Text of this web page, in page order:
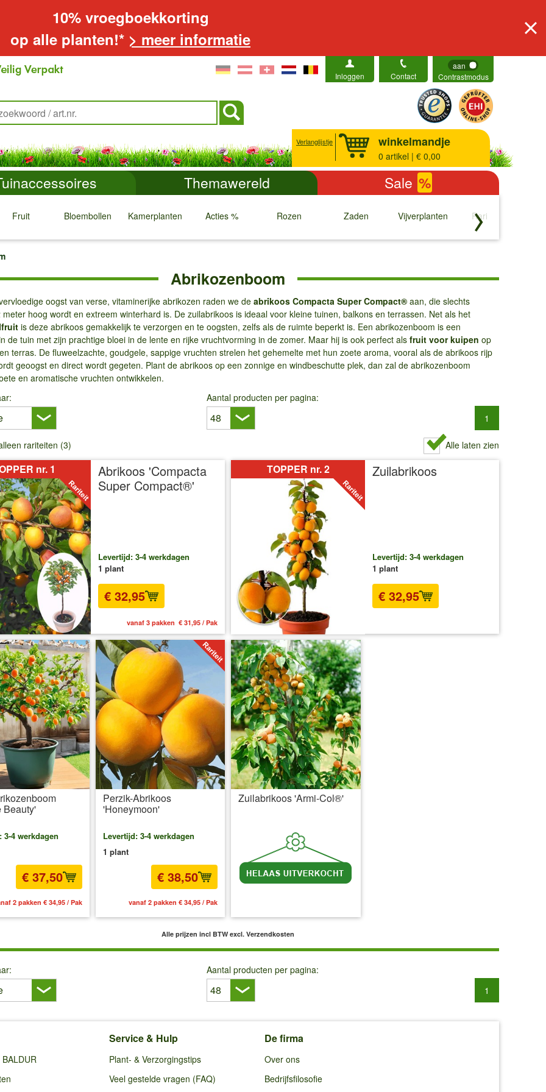
10% vroegboekkorting
op alle planten!* > meer informatie
Inloggen Contact
aan
Contrastmodus
Verlanglijstje winkelmandje
0 artikel | € 0,00
Themawereld Sale %
Fruit Bloembollen
↓
Kamerplanten
↓
Acties %
↓
Rozen
↓
Zaden
↓
Vijverplanten
↓
Rariteiten
↓
Abrikozenboom
oogst van verse, vitaminerijke abrikozen raden we de abrikoos Compacta Super Compact® aan, die slechts
hoog wordt en extreem winterhard is. De zuilabrikoos is ideaal voor kleine tuinen, balkons en terrassen. Net als het
is deze abrikoos gemakkelijk te verzorgen en te oogsten, zelfs als de ruimte beperkt is. Een abrikozenboom is een
de tuin met zijn prachtige bloei in de lente en rijke vruchtvorming in de zomer. Maar hij is ook perfect als fruit voor kuipen op
terras. De fluweelzachte, goudgele, sappige vruchten strelen het gehemelte met hun zoete aroma, vooral als de abrikoos rijp
geoogst en direct wordt gegeten. Plant de abrikoos op een zonnige en windbeschutte plek, dan zal de abrikozenboom
en aromatische vruchten ontwikkelen.
Aantal producten per pagina:
1
rariteiten (3) Alle laten zien
nr. 1
Abrikoos 'Compacta
Super Compact®'
Levertijd: 3-4 werkdagen
1 plant
€ 32,95
vanaf 3 pakken € 31,95 / Pak
TOPPER nr. 2 Zuilabrikoos
Levertijd: 3-4 werkdagen
1 plant
€ 32,95
Beauty'
3-4 werkdagen
€ 37,50
2 pakken € 34,95 / Pak
Perzik-Abrikoos
'Honeymoon'
Levertijd: 3-4 werkdagen
1 plant
€ 38,50
vanaf 2 pakken € 34,95 / Pak
Zuilabrikoos 'Armi-Col®'
Alle prijzen incl BTW excl. Verzendkosten
Aantal producten per pagina:
1
Service & Hulp
Plant- & Verzorgingstips
Veel gestelde vragen (FAQ)
De firma
Over ons
Bedrijfsfilosofie